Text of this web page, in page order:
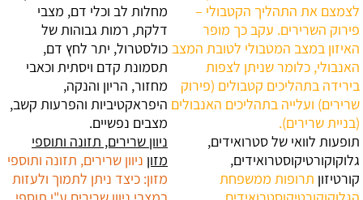
לצמצם את התהליך הקטבולי –
פירוק השרירים. עקב כך מופר
האיזון במצב המטבולי לטובת המצב
האנבולי, כלומר שניתן לצפות
בירידה בתהליכים קטבולים (פירוק
שרירים) ועלייה בתהליכים האנבולים
(בניית שרירים).
תופעות לוואי של סטרואידים,
גלוקוקורטיקוסטרואידים,
קורטיזון תרופות ממשפחת
מחלות לב וכלי דם, מצבי
דלקת, רמות גבוהות של
כולסטרול, יתר לחץ דם,
תסמונת קדם ויסתית וכאבי
מחזור, הריון והנקה,
היפראקטיביות והפרעות קשב,
מצבים נפשיים.
ניוון שרירים, תזונה ותוספי
מזון ניוון שרירים, תזונה ותוספי
מזון: כיצד ניתן לתמוך ולעזות